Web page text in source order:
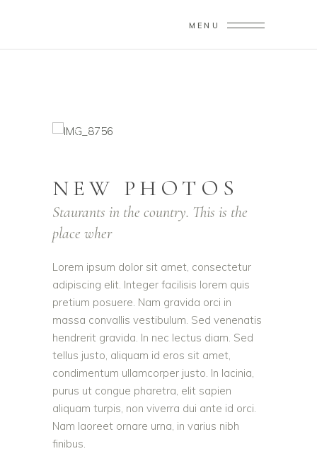
MENU
NEW PHOTOS
Staurants in the country. This is the
place wher
Lorem ipsum dolor sit amet, consectetur
adipiscing elit. Integer facilisis lorem quis
pretium posuere. Nam gravida orci in
massa convallis vestibulum. Sed venenatis
hendrerit gravida. In nec lectus diam. Sed
tellus justo, aliquam id eros sit amet,
condimentum ullamcorper justo. In lacinia,
purus ut congue pharetra, elit sapien
aliquam turpis, non viverra dui ante id orci.
Nam laoreet ornare urna, in varius nibh
finibus.